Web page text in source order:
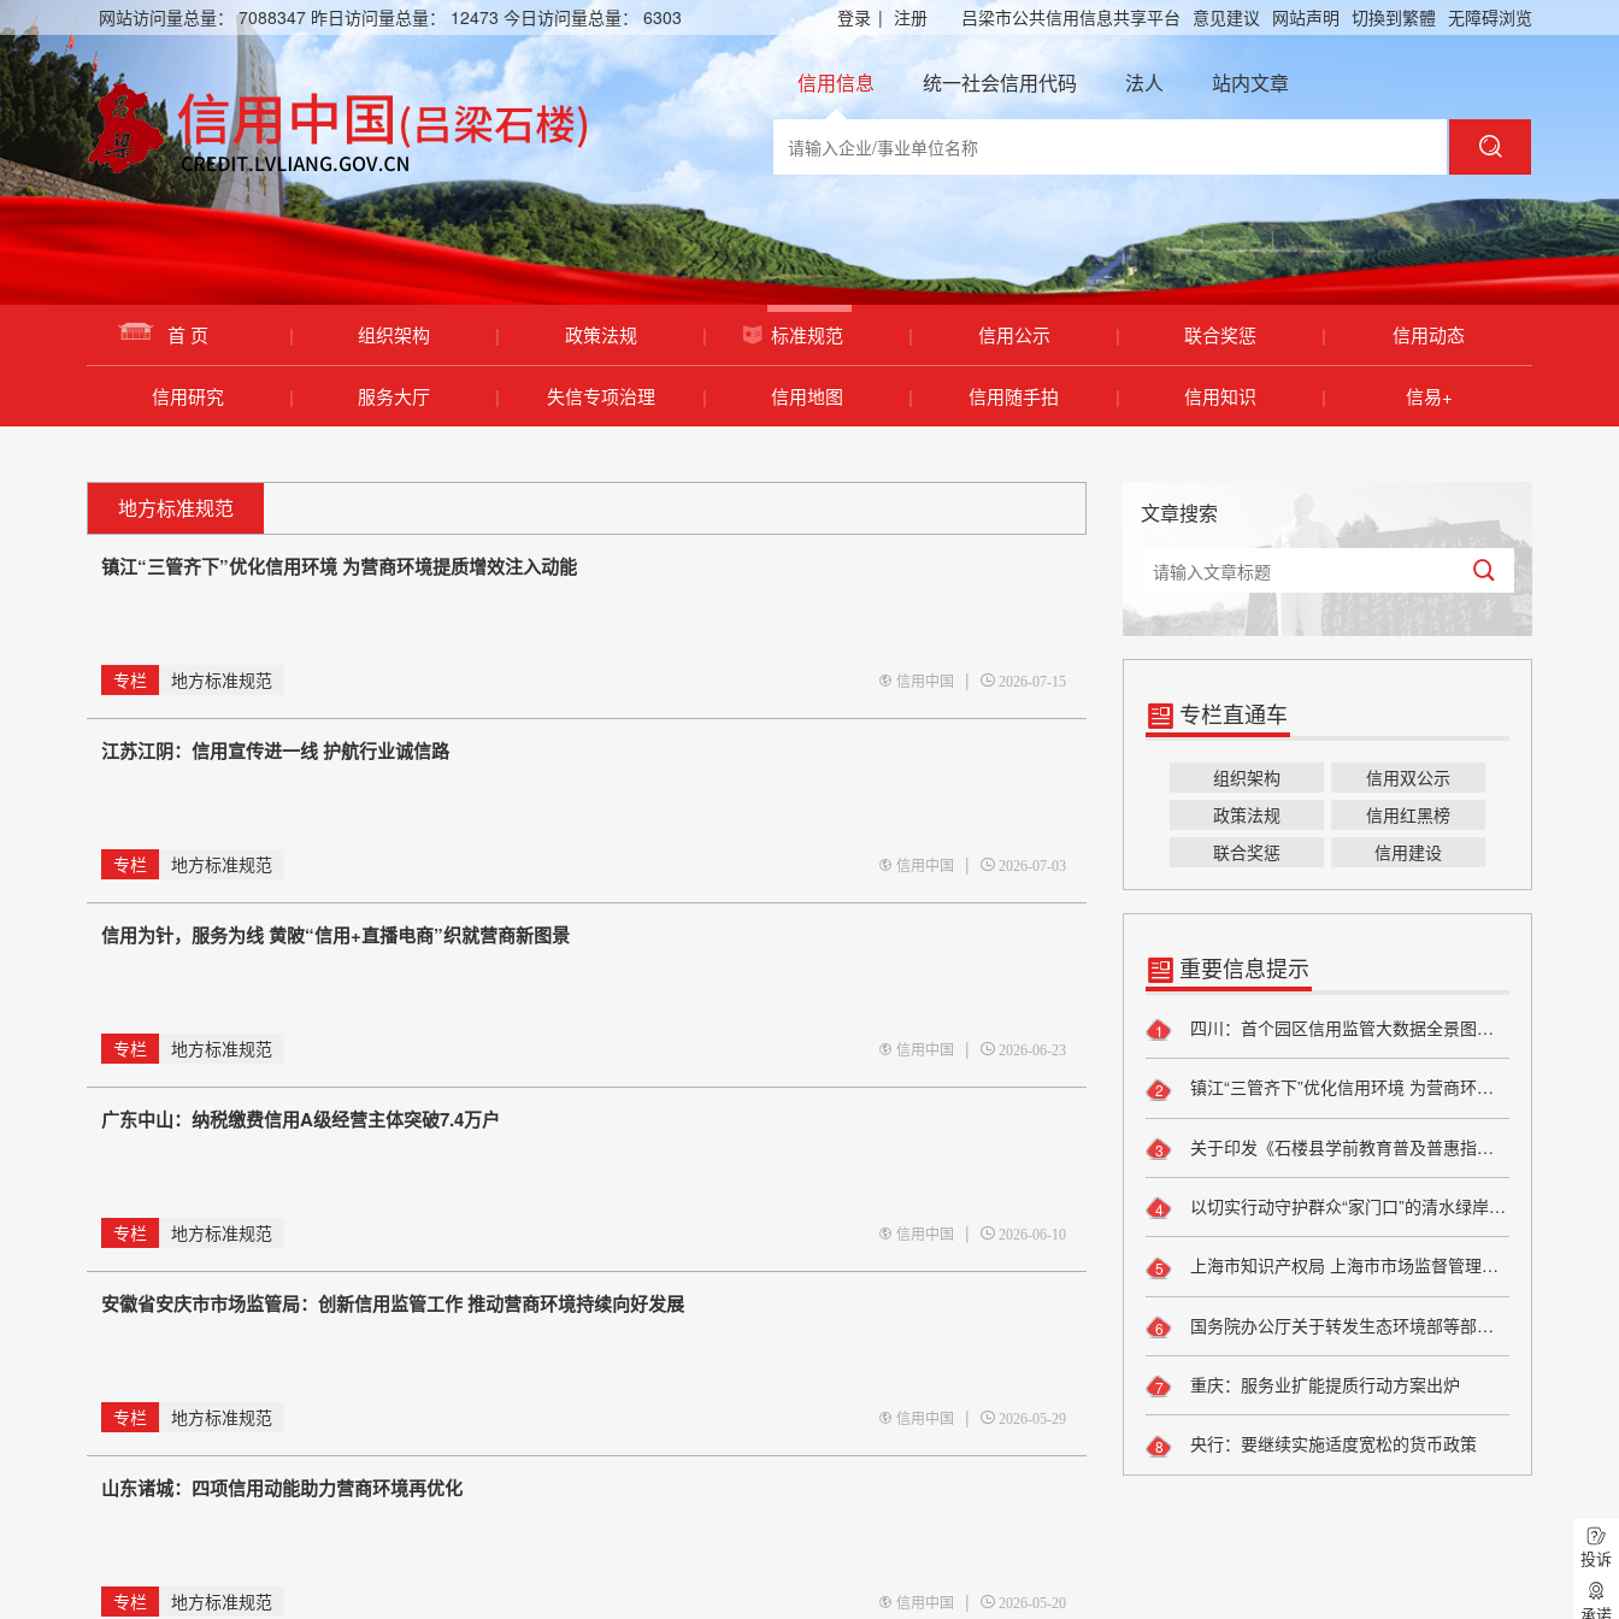
网站访问量总量： 7088347 昨日访问量总量： 12473 今日访问量总量： 6303 无障碍浏览
切換到繁體
网站声明
意见建议
吕梁市公共信用信息共享平台
登录 | 注册
信用信息 统一社会信用代码 法人 站内文章
首 页 | 组织架构 | 政策法规 | 标准规范 | 信用公示 | 联合奖惩 | 信用动态
信用研究 | 服务大厅 | 失信专项治理 | 信用地图 | 信用随手拍 | 信用知识 | 信易+
地方标准规范
镇江“三管齐下”优化信用环境 为营商环境提质增效注入动能
专栏 地方标准规范 信用中国 | 2026-07-15
江苏江阴：信用宣传进一线 护航行业诚信路
专栏 地方标准规范 信用中国 | 2026-07-03
信用为针，服务为线 黄陂“信用+直播电商”织就营商新图景
专栏 地方标准规范 信用中国 | 2026-06-23
广东中山：纳税缴费信用A级经营主体突破7.4万户
专栏 地方标准规范 信用中国 | 2026-06-10
安徽省安庆市市场监管局：创新信用监管工作 推动营商环境持续向好发展
专栏 地方标准规范 信用中国 | 2026-05-29
山东诸城：四项信用动能助力营商环境再优化
专栏 地方标准规范 信用中国 | 2026-05-20
文章搜索
专栏直通车
组织架构
信用双公示
政策法规
信用红黑榜
联合奖惩
信用建设
重要信息提示
四川：首个园区信用监管大数据全景图在蓉启用
1
镇江“三管齐下”优化信用环境 为营商环境提质增效注入动能
2
关于印发《石楼县学前教育普及普惠指标审核问题整改方案》的通知
3
以切实行动守护群众“家门口”的清水绿岸——解读《群众身边水体保护治理行动方案》
4
上海市知识产权局 上海市市场监督管理局关于印发《上海市知识产权公共信用信息管理暂行办法》的通知
5
国务院办公厅关于转发生态环境部等部门 《群众身边水体保护治理行动方案》的通知
6
重庆：服务业扩能提质行动方案出炉
7
央行：要继续实施适度宽松的货币政策
8
投诉
承诺